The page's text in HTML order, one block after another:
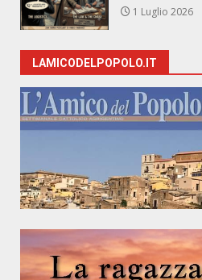
1 Luglio 2026
LAMICODELPOPOLO.IT